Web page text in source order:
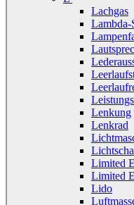
Lachgas
Lambda-
Lenkung
Lenkrad
Limited
Limited
Lido